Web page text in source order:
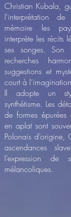
Christian Kubala,
l’interprétation
mémoire les
interprète les récits
ses songes. Son
recherches
suggestions et
court à
Il adopte un
synthétisme. Les
de formes épurées
en aplat sont
Polonais d’origine,
ascendances
l’expression
mélancoliques.